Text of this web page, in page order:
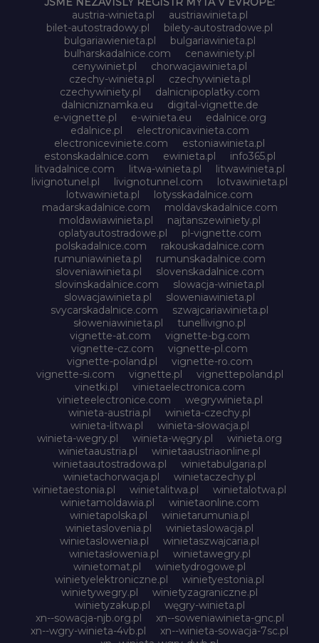
austria-winieta.pl
austriawinieta.pl
bilet-autostradowy.pl
bilety-autostradowe.pl
bulgariawienieta.pl
bulgariawinieta.pl
bulharskadalnice.com
cenawiniety.pl
cenywiniet.pl
chorwacjawinieta.pl
czechy-winieta.pl
czechywinieta.pl
czechywiniety.pl
dalnicnipoplatky.com
dalnicniznamka.eu
digital-vignette.de
e-vignette.pl
e-winieta.eu
edalnice.org
edalnice.pl
electronicavinieta.com
electroniceviniete.com
estoniawinieta.pl
estonskadalnice.com
ewinieta.pl
info365.pl
litvadalnice.com
litwa-winieta.pl
litwawinieta.pl
livignotunel.pl
livignotunnel.com
lotvawinieta.pl
lotwawinieta.pl
lotysskadalnice.com
madarskadalnice.com
moldavskadalnice.com
moldawiawinieta.pl
najtanszewiniety.pl
oplatyautostradowe.pl
pl-vignette.com
polskadalnice.com
rakouskadalnice.com
rumuniawinieta.pl
rumunskadalnice.com
sloveniawinieta.pl
slovenskadalnice.com
slovinskadalnice.com
slowacja-winieta.pl
slowacjawinieta.pl
sloweniawinieta.pl
svycarskadalnice.com
szwajcariawinieta.pl
słoweniawinieta.pl
tunellivigno.pl
vignette-at.com
vignette-bg.com
vignette-cz.com
vignette-pl.com
vignette-poland.pl
vignette-ro.com
vignette-si.com
vignette.pl
vignettepoland.pl
vinetki.pl
vinietaelectronica.com
vinieteelectronice.com
wegrywinieta.pl
winieta-austria.pl
winieta-czechy.pl
winieta-litwa.pl
winieta-słowacja.pl
winieta-wegry.pl
winieta-węgry.pl
winieta.org
winietaaustria.pl
winietaaustriaonline.pl
winietaautostradowa.pl
winietabulgaria.pl
winietachorwacja.pl
winietaczechy.pl
winietaestonia.pl
winietalitwa.pl
winietalotwa.pl
winietamoldawia.pl
winietaonline.com
winietapolska.pl
winietarumunia.pl
winietaslovenia.pl
winietaslowacja.pl
winietaslowenia.pl
winietaszwajcaria.pl
winietasłowenia.pl
winietawegry.pl
winietomat.pl
winietydrogowe.pl
winietyelektroniczne.pl
winietyestonia.pl
winietywegry.pl
winietyzagraniczne.pl
winietyzakup.pl
węgry-winieta.pl
xn--sowacja-njb.org.pl
xn--soweniawinieta-gnc.pl
xn--wgry-winieta-4vb.pl
xn--winieta-sowacja-7sc.pl